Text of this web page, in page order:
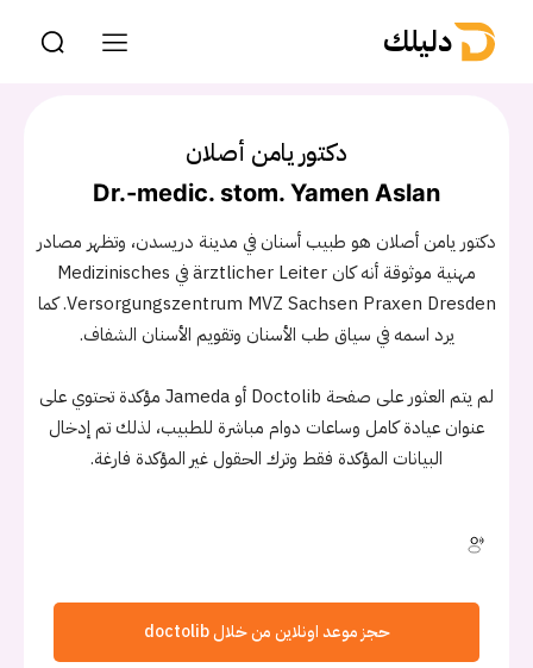
دليلك
دكتور يامن أصلان
Dr.-medic. stom. Yamen Aslan
دكتور يامن أصلان هو طبيب أسنان في مدينة دريسدن، وتظهر مصادر
مهنية موثوقة أنه كان ärztlicher Leiter في Medizinisches
Versorgungszentrum MVZ Sachsen Praxen Dresden. كما
يرد اسمه في سياق طب الأسنان وتقويم الأسنان الشفاف.
لم يتم العثور على صفحة Doctolib أو Jameda مؤكدة تحتوي على
عنوان عيادة كامل وساعات دوام مباشرة للطبيب، لذلك تم إدخال
البيانات المؤكدة فقط وترك الحقول غير المؤكدة فارغة.
حجز موعد اونلاين من خلال doctolib